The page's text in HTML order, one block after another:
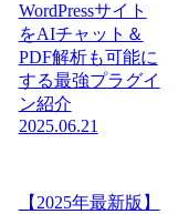
WordPressサイト
をAIチャット＆
PDF解析も可能に
する最強プラグイ
ン紹介
2025.06.21
【2025年最新版】